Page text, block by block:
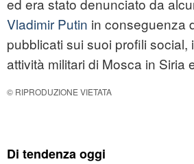
ed era stato denunciato da
Vladimir Putin in conseguenza
pubblicati sui suoi profili social,
attività militari di Mosca in Siria
© RIPRODUZIONE VIETATA
Di tendenza oggi